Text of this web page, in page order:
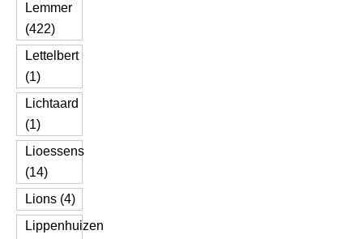
Lemmer
(422)
Lettelbert
(1)
Lichtaard
(1)
Lioessens
(14)
Lions (4)
Lippenhuizen